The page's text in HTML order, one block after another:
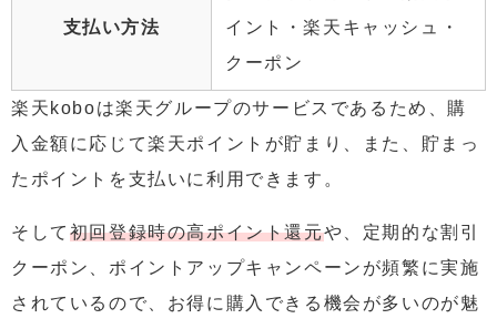
支払い方法
イント・楽天キャッシュ・
クーポン
楽天koboは楽天グループのサービスであるため、購
入金額に応じて楽天ポイントが貯まり、また、貯まっ
たポイントを支払いに利用できます。
そして 初回登録時の高ポイント還元や、定期的な割引
クーポン、ポイントアップキャンペーンが頻繁に実施
されているので、お得に購入できる機会が多いのが魅